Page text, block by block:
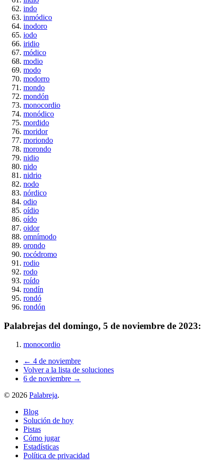
indo
inmódico
inodoro
iodo
iridio
módico
modio
modo
modorro
mondo
mondón
monocordio
monódico
mordido
moridor
moriondo
morondo
nidio
nido
nidrio
nodo
nórdico
odio
oídio
oído
oidor
omnímodo
orondo
rocódromo
rodio
rodo
roído
rondín
rondó
rondón
Palabrejas del domingo, 5 de noviembre de 2023:
monocordio
← 4 de noviembre
Volver a la lista de soluciones
6 de noviembre →
© 2026 Palabreja.
Blog
Solución de hoy
Pistas
Cómo jugar
Estadísticas
Política de privacidad